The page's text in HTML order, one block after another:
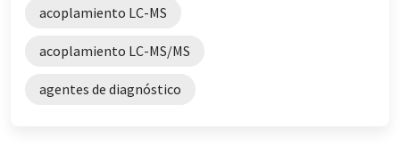
acoplamiento LC-MS
acoplamiento LC-MS/MS
agentes de diagnóstico